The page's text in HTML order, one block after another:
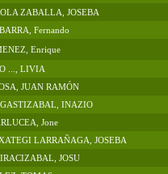
ZABALLA, JOSEBA
Fernando
Enrique
..., LIVIA
JUAN RAMÓN
INAZIO
Jone
LARRAÑAGA, JOSEBA
JOSU